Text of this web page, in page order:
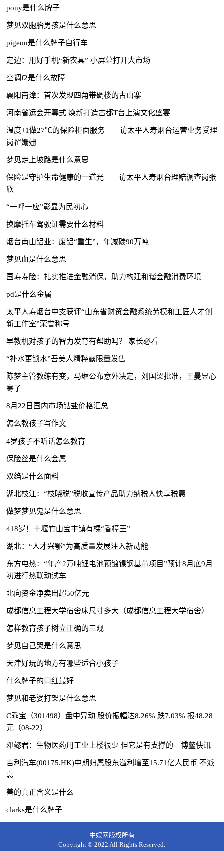
pony是什么牌子
梦见双胞胎男孩是什么意思
pigeon是什么牌子自行车
定边：用好手机“新农具” 小屏幕打开大市场
空调f2是什么故障
襄阳南漳：首次发现四角带碉楼的古山寨
河南省运会开幕式 焕新打造古都T台上演文化盛宴
温度+1做27℃的保险柜面服务——访太平人寿烟台运营业务受理
岗翟姗姗
梦见走上坡路是什么意思
保险是守护生命健康的一道光——访太平人寿烟台理赔调查岗张
欣
“一呼一应”彰显为民初心
换摩托车驾驶证需要什么材料
烟台南山铝业：废铝“重生”，年减碳90万吨
梦见血是什么意思
国寿寿险：扎实推进金融消保，助力构建和谐金融消费环境
pd是什么金属
太平人寿烟台中支获评“山东省财贸金融系统劳模和工匠人才创
新工作室”荣誉称号
早教机对孩子的智力发育有帮助吗？ 家长必看
“补水更锁水”吾美人精粹露限量发售
陈梦主管教练有变，马琳公布意外决定，刘国梁批准，王曼昱心
寒了
8月22日国内市场钴盐价格汇总
怎么教孩子写作文
4岁孩子不听话怎么教育
保险丝是什么金属
双绉是什么面料
湖北枝江：“枝晓税”税收宣传产品助力纳税人快享税惠
做梦梦见鬼是什么意思
418岁！十堰竹山宝丰镇有棵“香樟王”
湖北：“人才兴鄂”为高质量发展注入新动能
东方电热：“年产2万吨锂电池预镀镍钢基带项目”预计8月底9月
初进行热联动试车
北向资金净卖出超50亿元
成都信息工程大学宿舍床尺寸多大（成都信息工程大学宿舍）
怎样教育孩子树立正确的三观
梦见自己哭是什么意思
天津好玩的地方有哪些适合小孩子
什么牌子的口红最好
梦见和老婆打架是什么意思
C乖宝（301498）盘中异动 股价振幅达8.26% 跌7.03% 报48.28
元（08-22）
邓懿君：生物医药用工业上楼很少 但它是有支撑的｜博鳌快讯
吉利汽车(00175.HK)中期归属股东溢利增至15.71亿人民币 不派
息
善的真正含义是什么
clarks是什么牌子
中娱网版权所有
Copyright © 2022 All Rights Reserved.